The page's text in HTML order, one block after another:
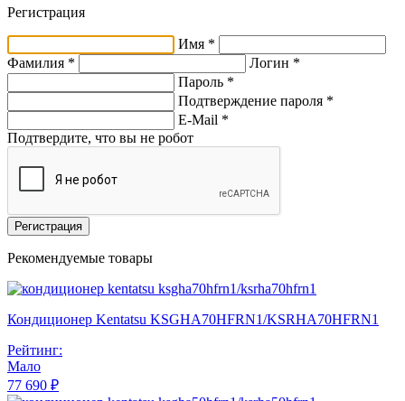
Регистрация
Имя *
Фамилия *
Логин *
Пароль *
Подтверждение пароля *
E-Mail *
Подтвердите, что вы не робот
Регистрация
Рекомендуемые товары
Кондиционер Kentatsu KSGHA70HFRN1/KSRHA70HFRN1
Рейтинг:
Мало
77 690 ₽